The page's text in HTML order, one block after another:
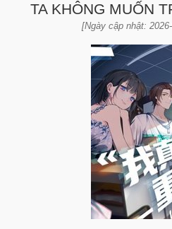
TA KHÔNG MUỐN
[Ngày cập nhật: